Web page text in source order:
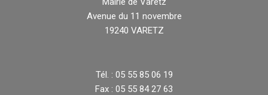
Avenue du 11 novembre
19240 VARETZ
Tél. : 05 55 85 06 19
Fax : 05 55 84 27 63